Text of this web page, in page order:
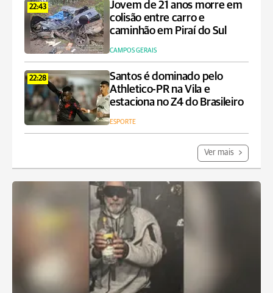
22:43
Jovem de 21 anos morre em
colisão entre carro e
caminhão em Piraí do Sul
CAMPOS GERAIS
22:28
Santos é dominado pelo
Athletico-PR na Vila e
estaciona no Z4 do Brasileiro
ESPORTE
Ver mais